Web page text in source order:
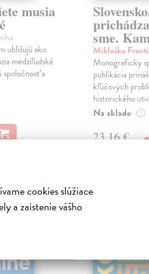
cookies slúžiace
a zaistenie vášho
musia
ubližujú ako
medziľudské
spoločnosť a
sme.
Mikloško
Monograficky
publikácia
kľúčových
historického
Na sklade ?
23,16 €
vkusom si kúpili